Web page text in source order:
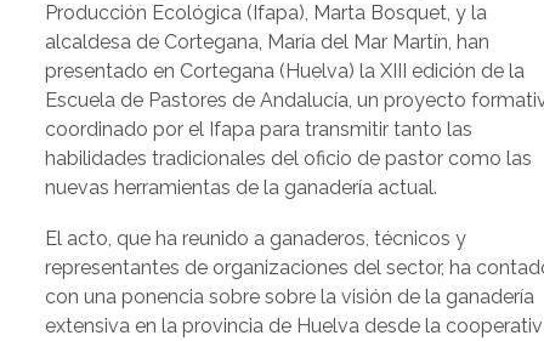
Producción Ecológica (Ifapa), Marta Bosquet, y la
alcaldesa de Cortegana, María del Mar Martín, han
presentado en Cortegana (Huelva) la XIII edición de la
Escuela de Pastores de Andalucía, un proyecto
coordinado por el Ifapa para transmitir tanto las
habilidades tradicionales del oficio de pastor como las
nuevas herramientas de la ganadería actual.
El acto, que ha reunido a ganaderos, técnicos y
representantes de organizaciones del sector, ha
con una ponencia sobre sobre la visión de la ganadería
extensiva en la provincia de Huelva desde la